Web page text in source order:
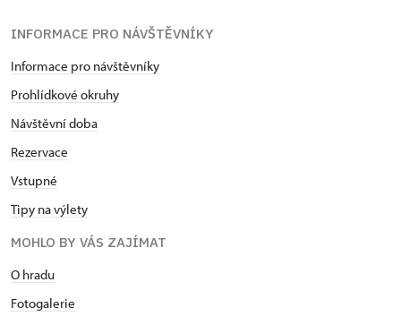
INFORMACE PRO NÁVŠTĚVNÍKY
Informace pro návštěvníky
Prohlídkové okruhy
Návštěvní doba
Rezervace
Vstupné
Tipy na výlety
MOHLO BY VÁS ZAJÍMAT
O hradu
Fotogalerie